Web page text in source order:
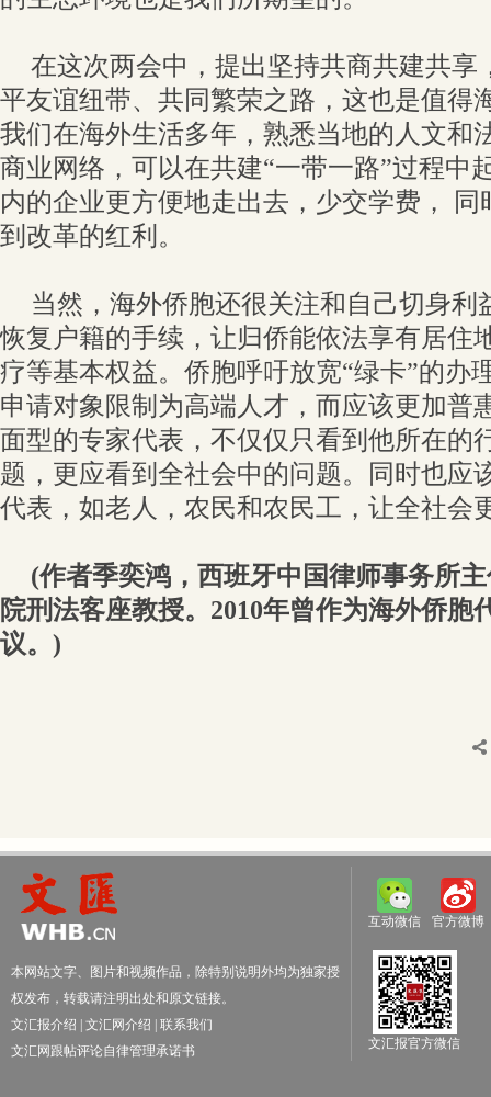
在这次两会中，提出坚持共商共建共享
平友谊纽带、共同繁荣之路，这也是值得
我们在海外生活多年，熟悉当地的人文和
商业网络，可以在共建“一带一路”过程中
内的企业更方便地走出去，少交学费，
到改革的红利。
当然，海外侨胞还很关注和自己切身利
恢复户籍的手续，让归侨能依法享有居住
疗等基本权益。侨胞呼吁放宽“绿卡”的办
申请对象限制为高端人才，而应该更加普
面型的专家代表，不仅仅只看到他所在的
题，更应看到全社会中的问题。同时也应
代表，如老人，农民和农民工，让全社会
(作者季奕鸿，西班牙中国律师事务所
院刑法客座教授。2010年曾作为海外侨胞
议。)
本网站文字、图片和视频作品，除特别说明外均为独家授
权发布，转载请注明出处和原文链接。
文汇报介绍
文汇网介绍
联系我们
文汇网跟帖评论自律管理承诺书
互动微信 官方微博
文汇报官方微信